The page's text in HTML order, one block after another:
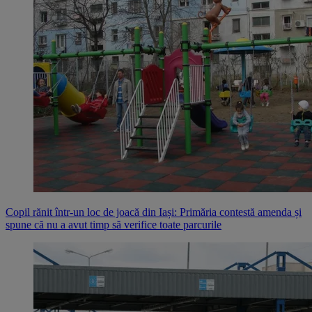
Copil rănit într-un loc de joacă din Iași: Primăria contestă amenda și
spune că nu a avut timp să verifice toate parcurile